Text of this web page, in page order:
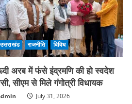
उत्तराखंड राजनीति विविध
अरब में फंसे इंद्रमणि की हो स्वदेश
सीएम से मिले गंगोत्री विधायक
July 31, 2026